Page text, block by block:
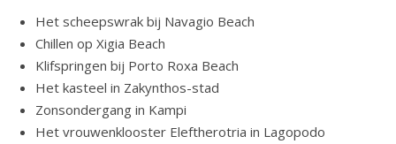
Het scheepswrak bij Navagio Beach
Chillen op Xigia Beach
Klifspringen bij Porto Roxa Beach
Het kasteel in Zakynthos-stad
Zonsondergang in Kampi
Het vrouwenklooster Eleftherotria in Lagopodo